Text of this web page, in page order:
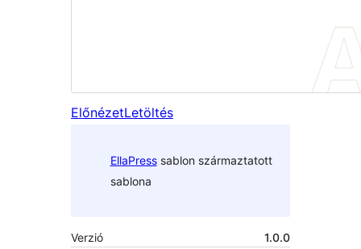
ElőnézetLetöltés
EllaPresssablon származtatott
sablona
Verzió
1.0.0